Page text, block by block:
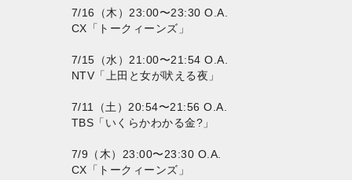
7/16（木）23:00〜23:30 O.A.
CX「トークィーンズ」
7/15（水）21:00〜21:54 O.A.
NTV「上田と女が吠える夜」
7/11（土）20:54〜21:56 O.A.
TBS「いくらかわかる金?」
7/9（木）23:00〜23:30 O.A.
CX「トークィーンズ」